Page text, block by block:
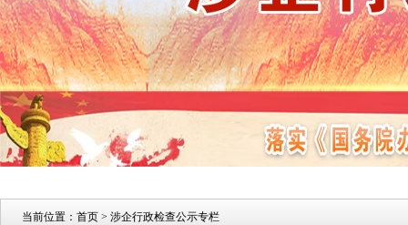
当前位置： 首页 > 涉企行政检查公示专栏